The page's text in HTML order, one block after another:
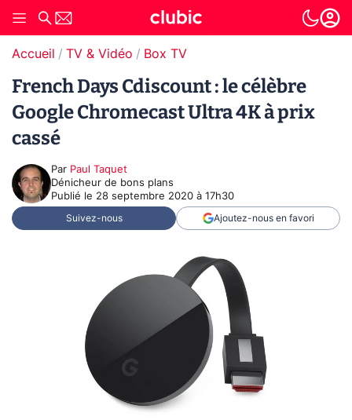
Accueil TV & Vidéo Box TV
French Days Cdiscount : le célèbre
Google Chromecast Ultra 4K à prix
cassé
Par Paul Taquet
Dénicheur de bons plans
Publié le 28 septembre 2020 à 17h30
Suivez-nous Ajoutez-nous en favori